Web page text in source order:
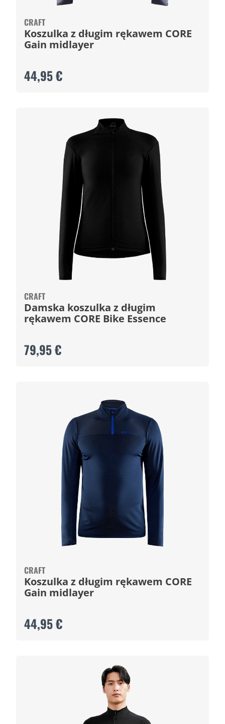
CRAFT
Koszulka z długim rękawem CORE
Gain midlayer
44,95 €
CRAFT
Damska koszulka z długim
rękawem CORE Bike Essence
79,95 €
CRAFT
Koszulka z długim rękawem CORE
Gain midlayer
44,95 €